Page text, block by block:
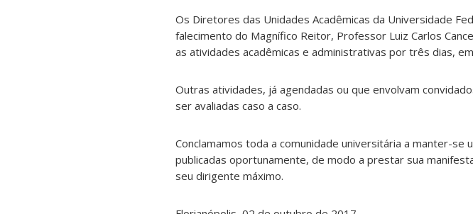
Os Diretores das Unidades Acadêmicas da Universidade
falecimento do Magnífico Reitor, Professor Luiz Carlos
as atividades acadêmicas e administrativas por três dias,
Outras atividades, já agendadas ou que envolvam
ser avaliadas caso a caso.
Conclamamos toda a comunidade universitária a manter-se
publicadas oportunamente, de modo a prestar sua
seu dirigente máximo.